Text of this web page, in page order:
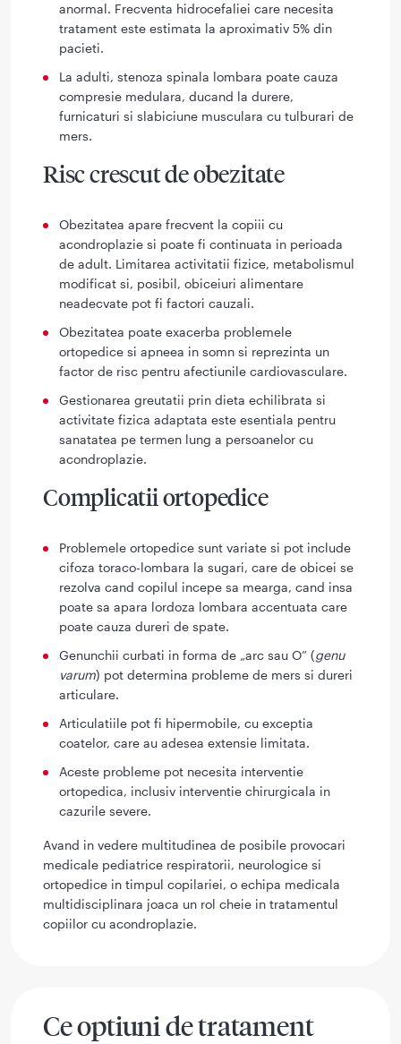
anormal. Frecventa hidrocefaliei care necesita
tratament este estimata la aproximativ 5% din
pacieti.
La adulti, stenoza spinala lombara poate cauza
compresie medulara, ducand la durere,
furnicaturi si slabiciune musculara cu tulburari de
mers.
Risc crescut de obezitate
Obezitatea apare frecvent la copiii cu
acondroplazie si poate fi continuata in perioada
de adult. Limitarea activitatii fizice, metabolismul
modificat si, posibil, obiceiuri alimentare
neadecvate pot fi factori cauzali.
Obezitatea poate exacerba problemele
ortopedice si apneea in somn si reprezinta un
factor de risc pentru afectiunile cardiovasculare.
Gestionarea greutatii prin dieta echilibrata si
activitate fizica adaptata este esentiala pentru
sanatatea pe termen lung a persoanelor cu
acondroplazie.
Complicatii ortopedice
Problemele ortopedice sunt variate si pot include
cifoza toraco-lombara la sugari, care de obicei se
rezolva cand copilul incepe sa mearga, cand insa
poate sa apara lordoza lombara accentuata care
poate cauza dureri de spate.
Genunchii curbati in forma de „arc sau O” (genu
varum) pot determina probleme de mers si dureri
articulare.
Articulatiile pot fi hipermobile, cu exceptia
coatelor, care au adesea extensie limitata.
Aceste probleme pot necesita interventie
ortopedica, inclusiv interventie chirurgicala in
cazurile severe.
Avand in vedere multitudinea de posibile provocari
medicale pediatrice respiratorii, neurologice si
ortopedice in timpul copilariei, o echipa medicala
multidisciplinara joaca un rol cheie in tratamentul
copiilor cu acondroplazie.
Ce optiuni de tratament